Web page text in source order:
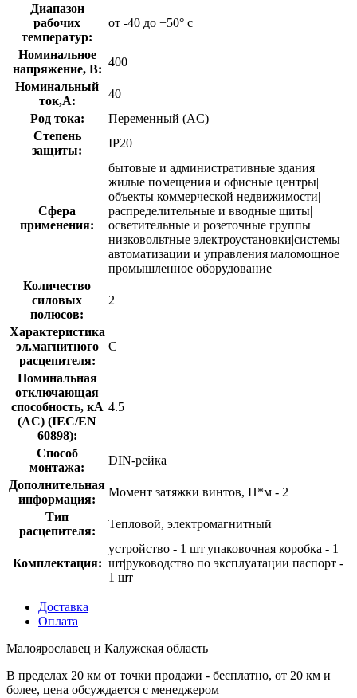
Диапазон
рабочих
температур:
от -40 до +50° с
Номинальное
напряжение, В:
400
Номинальный
ток,А:
40
Род тока:
Переменный (AC)
Степень
защиты:
IP20
Сфера
применения:
бытовые и административные здания|
жилые помещения и офисные центры|
объекты коммерческой недвижимости|
распределительные и вводные щиты|
осветительные и розеточные группы|
низковольтные электроустановки|системы
автоматизации и управления|маломощное
промышленное оборудование
Количество
силовых
полюсов:
2
Характеристика
эл.магнитного
расцепителя:
C
Номинальная
отключающая
способность, кA
(AC) (IEC/EN
60898):
4.5
Способ
монтажа:
DIN-рейка
Дополнительная
информация:
Момент затяжки винтов, Н*м - 2
Тип
расцепителя:
Тепловой, электромагнитный
Комплектация:
устройство - 1 шт|упаковочная коробка - 1
шт|руководство по эксплуатации паспорт -
1 шт
Доставка
Оплата
Малоярославец и Калужская область
В пределах 20 км от точки продажи - бесплатно, от 20 км и
более, цена обсуждается с менеджером